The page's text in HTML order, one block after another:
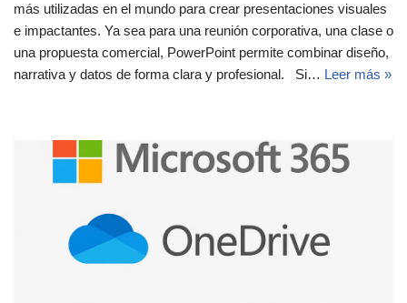
más utilizadas en el mundo para crear presentaciones visuales
e impactantes. Ya sea para una reunión corporativa, una clase o
una propuesta comercial, PowerPoint permite combinar diseño,
narrativa y datos de forma clara y profesional. Si… Leer más »